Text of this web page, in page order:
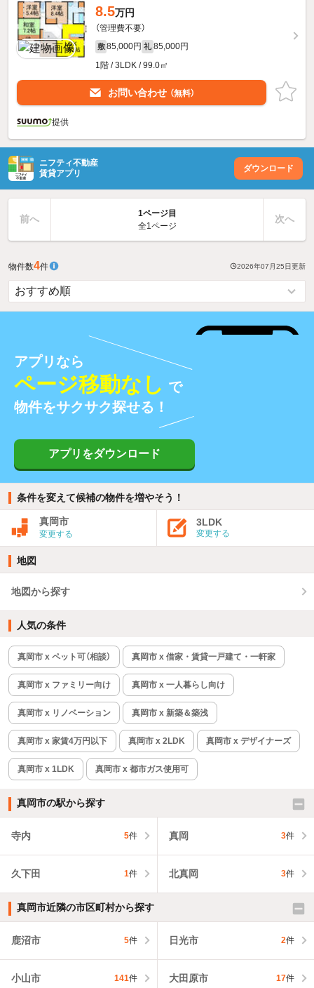
8.5万円
（管理費不要）
敷 85,000円 礼 85,000円
1階 / 3LDK / 99.0㎡
お問い合わせ （無料）
提供
ニフティ不動産
賃貸アプリ
ダウンロード
前へ
1ページ目
全1ページ
次へ
物件数4件 2026年07月25日更新
アプリなら
ページ移動なし で
物件をサクサク探せる！
アプリをダウンロード
条件を変えて候補の物件を増やそう！
真岡市
変更する
3LDK
変更する
地図
地図から探す
人気の条件
真岡市 x ペット可（相談） 真岡市 x 借家・賃貸一戸建て・一軒家
真岡市 x ファミリー向け 真岡市 x 一人暮らし向け
真岡市 x リノベーション 真岡市 x 新築＆築浅
真岡市 x 家賃4万円以下 真岡市 x 2LDK 真岡市 x デザイナーズ
真岡市 x 1LDK 真岡市 x 都市ガス使用可
真岡市の駅から探す
寺内 5件 真岡 3件
久下田 1件 北真岡 3件
真岡市近隣の市区町村から探す
鹿沼市 5件 日光市 2件
小山市 141件 大田原市 17件